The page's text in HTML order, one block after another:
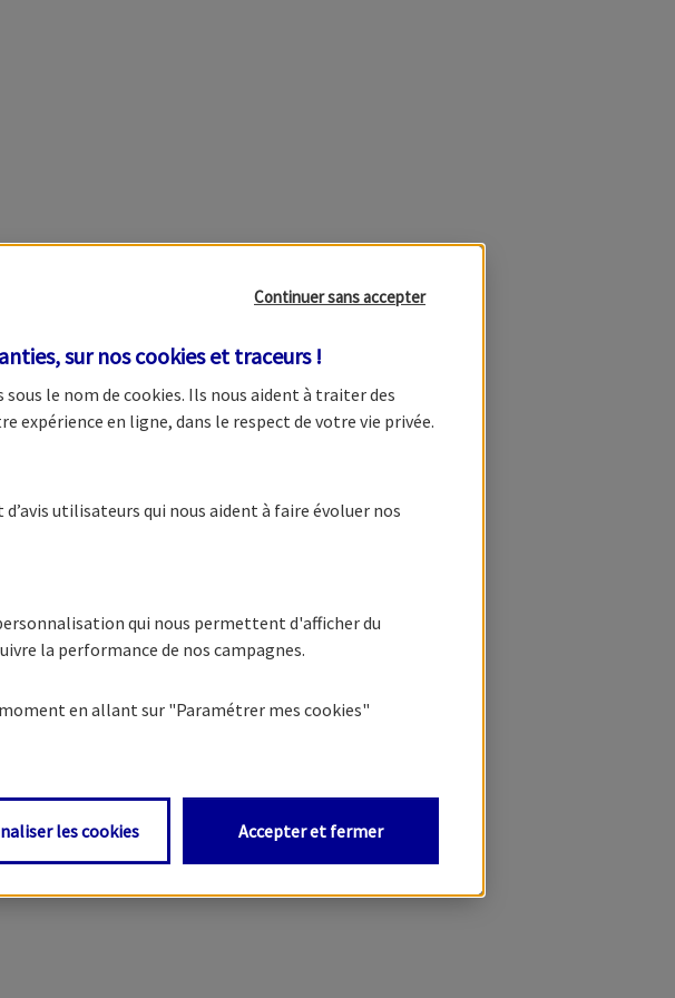
Continuer sans accepter
sur noscookies et traceurs !
le nom de cookies. Ils nous aident à traiter des
en ligne, dans le respect de votre vie privée.
d’avis utilisateurs qui nous aident à faire évoluer nos
qui nous permettent d'afficher du
la performance de nos campagnes.
en allant sur "Paramétrer mes cookies"
les cookies Accepter et fermer